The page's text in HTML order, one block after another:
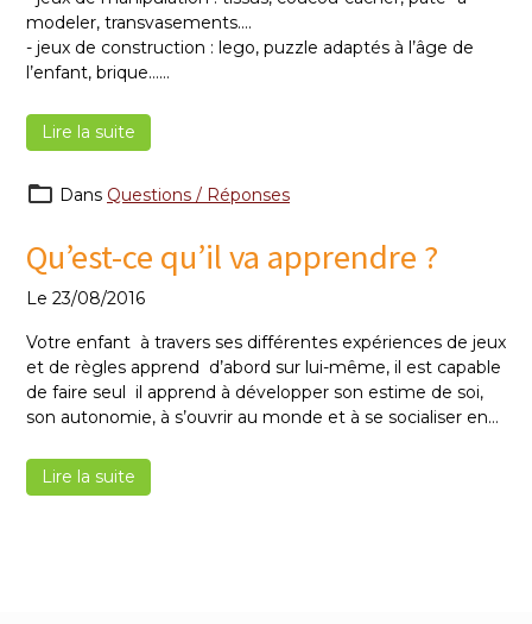
modeler, transvasements….
- jeux de construction : lego, puzzle adaptés à l’âge de
l’enfant, brique…
ferme, déguisement…
- jeux moteurs : toboggan, mousses, poussettes, chariots,
Lire la suite
Dans Questions / Réponses
Qu’est-ce qu’il va apprendre ?
Le 23/08/2016
Votre enfant à travers ses différentes expériences de jeux
et de règles apprend d’abord sur lui-même, il est capable
de faire seul il apprend à développer son estime de soi,
son autonomie, à s’ouvrir au monde et à se socialiser en
Il apprend aussi sur les autres, il est capable de
développer des relations avec les autres enfants et
Lire la suite